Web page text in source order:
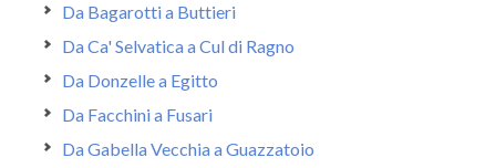
Da Bagarotti a Buttieri
Da Ca' Selvatica a Cul di Ragno
Da Donzelle a Egitto
Da Facchini a Fusari
Da Gabella Vecchia a Guazzatoio